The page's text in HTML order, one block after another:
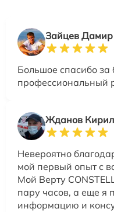
Зайцев Дамир
Большое спасибо за
профессиональный
Жданов
Невероятно
мой первый опыт с
Мой Верту
пару часов, а еще я
информацию и